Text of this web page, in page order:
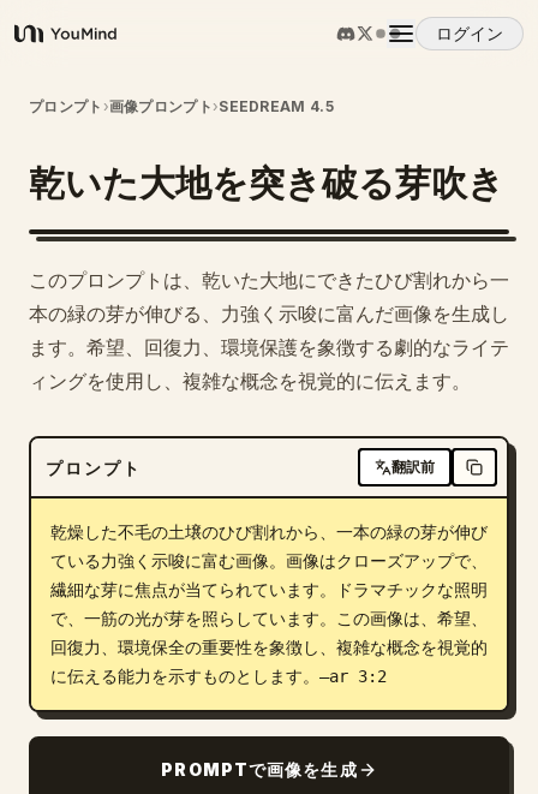
YouMind
ログイン
概要
ユースケース
プロンプト
ダウンロード
ブログ
更新情報
プロンプト ›画像プロンプト ›SEEDREAM 4.5
乾いた大地を突き破る芽吹き
このプロンプトは、乾いた大地にできたひび割れから一
本の緑の芽が伸びる、力強く示唆に富んだ画像を生成し
ます。希望、回復力、環境保護を象徴する劇的なライテ
ィングを使用し、複雑な概念を視覚的に伝えます。
プロンプト 翻訳前
乾燥した不毛の土壌のひび割れから、一本の緑の芽が伸び
ている力強く示唆に富む画像。画像はクローズアップで、
繊細な芽に焦点が当てられています。ドラマチックな照明
で、一筋の光が芽を照らしています。この画像は、希望、
回復力、環境保全の重要性を象徴し、複雑な概念を視覚的
に伝える能力を示すものとします。–ar 3:2
PROMPTで画像を生成